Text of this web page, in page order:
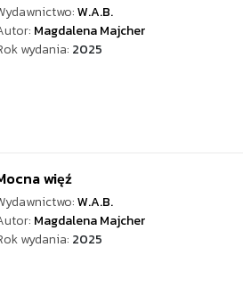
W.A.B.
Magdalena Majcher
wydania: 2025
więź
W.A.B.
Magdalena Majcher
wydania: 2025